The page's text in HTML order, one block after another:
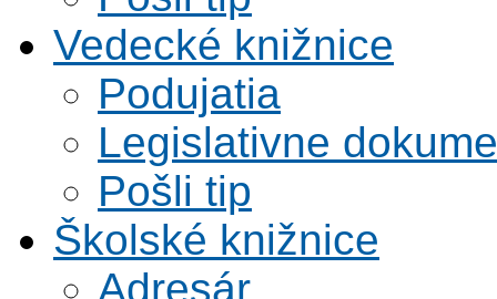
Vedecké knižnice
Podujatia
Legislativne
Pošli tip
Školské knižnice
Adresár